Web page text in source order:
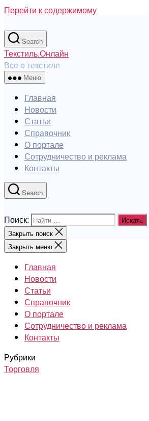
Перейти к содержимому
Search
Текстиль.Онлайн
Все о текстиле
Меню
Главная
Новости
Статьи
Справочник
О портале
Сотрудничество и реклама
Контакты
Search
Поиск:
Закрыть поиск
Закрыть меню
Главная
Новости
Статьи
Справочник
О портале
Сотрудничество и реклама
Контакты
Рубрики
Торговля